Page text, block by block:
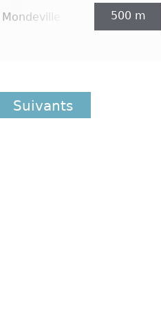
500 m
Suivants